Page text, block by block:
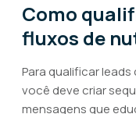
Como
fluxos de
Para qualificar leads
você deve criar
mensagens que